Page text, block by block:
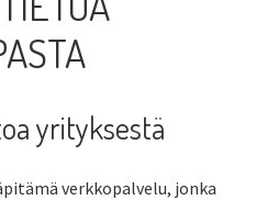
yrityksestä
verkkopalvelu, jonka